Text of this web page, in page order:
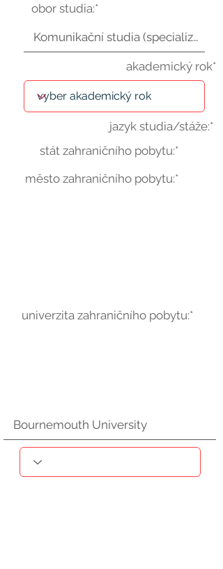
obor studia:*
akademický rok*
jazyk studia/stáže:*
stát zahraničního pobytu:*
město zahraničního pobytu:*
univerzita zahraničního pobytu:*